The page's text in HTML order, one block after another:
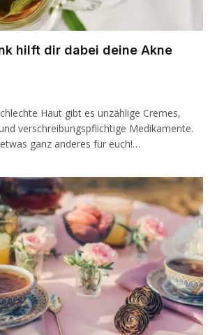
hilft dir dabei deine Akne
Haut gibt es unzählige Cremes,
verschreibungspflichtige Medikamente.
ganz anderes für euch!…